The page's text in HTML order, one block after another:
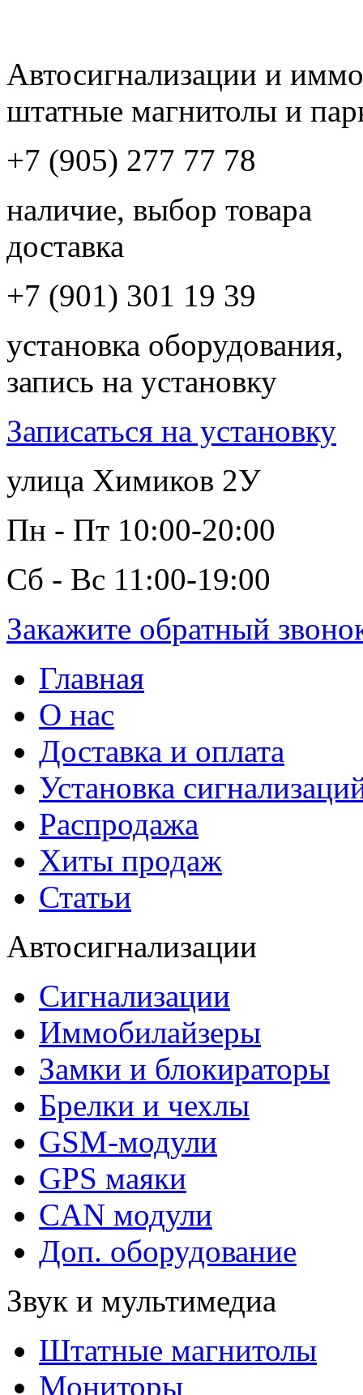
Автосигнализации и
штатные магнитолы и
+7 (905) 277 77 78
наличие, выбор товара
доставка
+7 (901) 301 19 39
установка оборудования,
запись на установку
Записаться на установку
улица Химиков 2У
Пн - Пт 10:00-20:00
Сб - Вс 11:00-19:00
Закажите обратный
Главная
О нас
Доставка и оплата
Установка
Распродажа
Хиты продаж
Статьи
Автосигнализации
Сигнализации
Иммобилайзеры
Замки и блокираторы
Брелки и чехлы
GSM-модули
GPS маяки
CAN модули
Доп. оборудование
Звук и мультимедиа
Штатные магнитолы
Мониторы